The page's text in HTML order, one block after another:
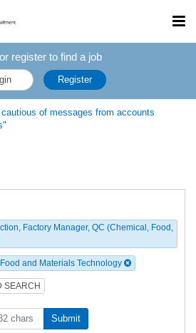
register to find a job
Register
of messages from accounts
Factory Manager, QC (Chemical, Food,
and Materials Technology
SEARCH
Submit